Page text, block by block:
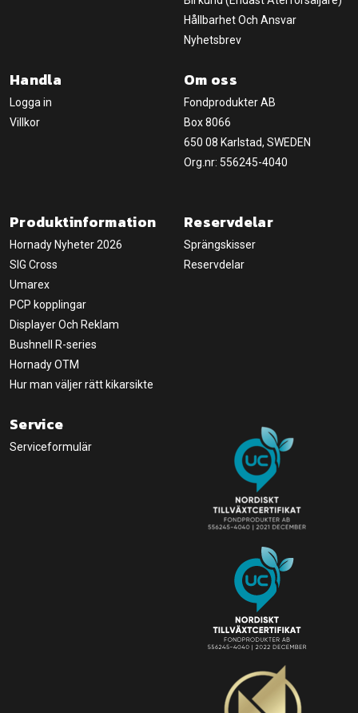
Hållbarhet Och Ansvar
Nyhetsbrev
Handla
Logga in
Villkor
Om oss
Fondprodukter AB
Box 8066
650 08 Karlstad, SWEDEN
Org.nr: 556245-4040
Produktinformation
Hornady Nyheter 2026
SIG Cross
Umarex
PCP kopplingar
Displayer Och Reklam
Bushnell R-series
Hornady OTM
Hur man väljer rätt kikarsikte
Reservdelar
Sprängskisser
Reservdelar
Service
Serviceformulär